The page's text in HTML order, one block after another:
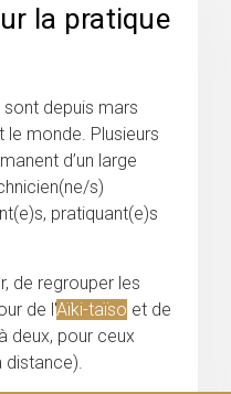
la pratique
depuis mars
monde. Plusieurs
d’un large
s)
pratiquant(e)s
de regrouper les
de l'Aïki-taïso et de
deux, pour ceux